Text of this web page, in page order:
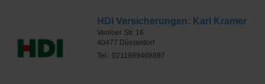
HDI Versicherungen: Karl Kramer
Venloer Str. 16
40477 Düsseldorf
Tel.: 0211989468897